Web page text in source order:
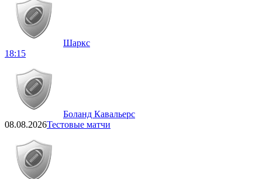
Шаркс
18:15
Боланд Кавальерс
08.08.2026Тестовые матчи